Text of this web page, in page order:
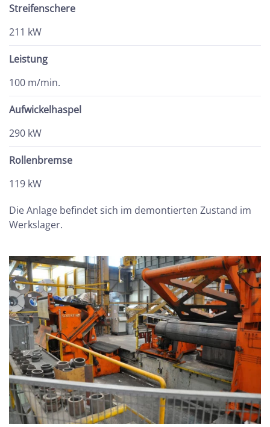
Streifenschere
211 kW
Leistung
100 m/min.
Aufwickelhaspel
290 kW
Rollenbremse
119 kW
Die Anlage befindet sich im demontierten Zustand im
Werkslager.
BILD VERGRÖSSERN